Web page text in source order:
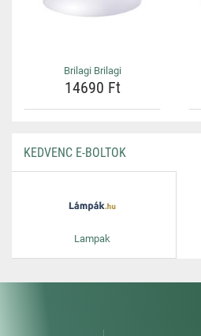
Brilagi Brilagi
14690 Ft
KEDVENC E-BOLTOK
Lampak